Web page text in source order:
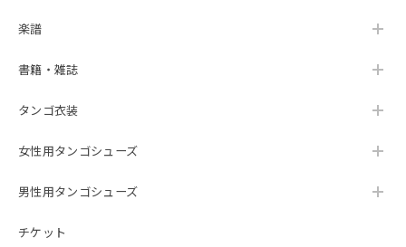
楽譜
書籍・雑誌
タンゴ衣装
女性用タンゴシューズ
男性用タンゴシューズ
チケット